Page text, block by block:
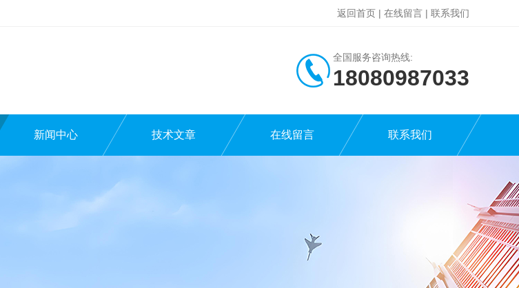
返回首页 | 在线留言 | 联系我们
全国服务咨询热线:
18080987033
新闻中心 技术文章 在线留言 联系我们